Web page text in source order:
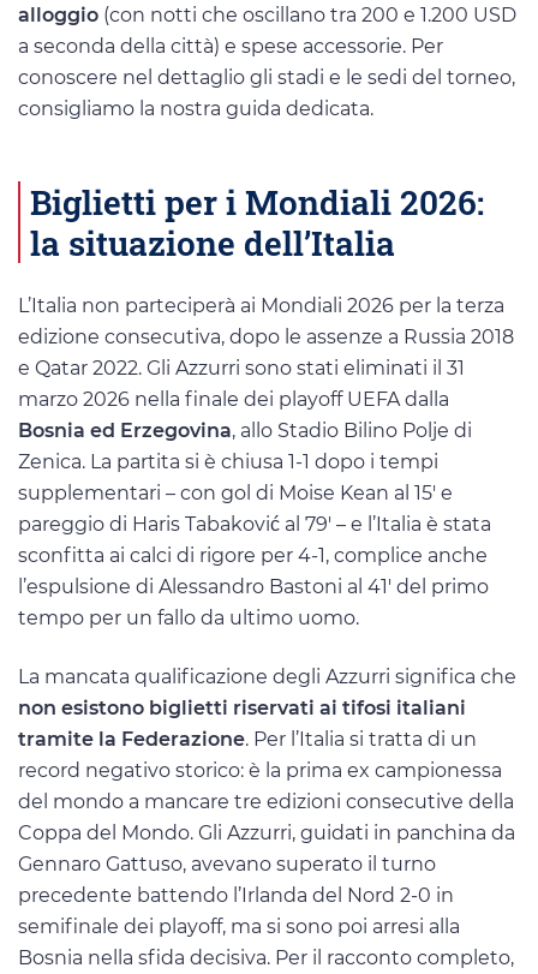
alloggio (con notti che oscillano tra 200 e 1.200 USD
a seconda della città) e spese accessorie. Per
conoscere nel dettaglio gli stadi e le sedi del torneo,
consigliamo la nostra guida dedicata.
Biglietti per i Mondiali 2026:
la situazione dell’Italia
L’Italia non parteciperà ai Mondiali 2026 per la terza
edizione consecutiva, dopo le assenze a Russia 2018
e Qatar 2022. Gli Azzurri sono stati eliminati il 31
marzo 2026 nella finale dei playoff UEFA dalla
Bosnia ed Erzegovina, allo Stadio Bilino Polje di
Zenica. La partita si è chiusa 1-1 dopo i tempi
supplementari – con gol di Moise Kean al 15′ e
pareggio di Haris Tabaković al 79′ – e l’Italia è stata
sconfitta ai calci di rigore per 4-1, complice anche
l’espulsione di Alessandro Bastoni al 41′ del primo
tempo per un fallo da ultimo uomo.
La mancata qualificazione degli Azzurri significa che
non esistono biglietti riservati ai tifosi italiani
tramite la Federazione. Per l’Italia si tratta di un
record negativo storico: è la prima ex campionessa
del mondo a mancare tre edizioni consecutive della
Coppa del Mondo. Gli Azzurri, guidati in panchina da
Gennaro Gattuso, avevano superato il turno
precedente battendo l’Irlanda del Nord 2-0 in
semifinale dei playoff, ma si sono poi arresi alla
Bosnia nella sfida decisiva. Per il racconto completo,